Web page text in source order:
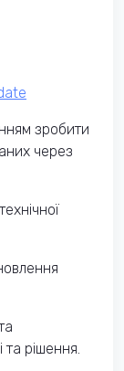
зробити
через
рішення.